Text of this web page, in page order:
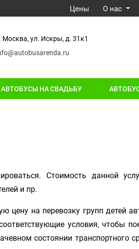
Цены О нас
Москва, ул. Искры, д. 31к1
АВТОБУСЫ НА СВАДЬБУ
Стоимость данной
и пр.
цену на перевозку групп детей
условия, чтобы
состоянии транспортного